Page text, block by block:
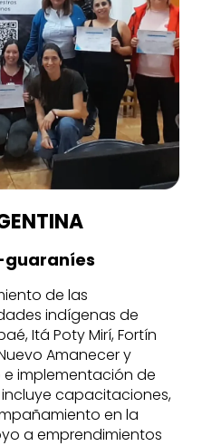
de las
indígenas de
Itá Poty Mirí, Fortín
Amanecer y
implementación de
capacitaciones,
en la
a emprendimientos